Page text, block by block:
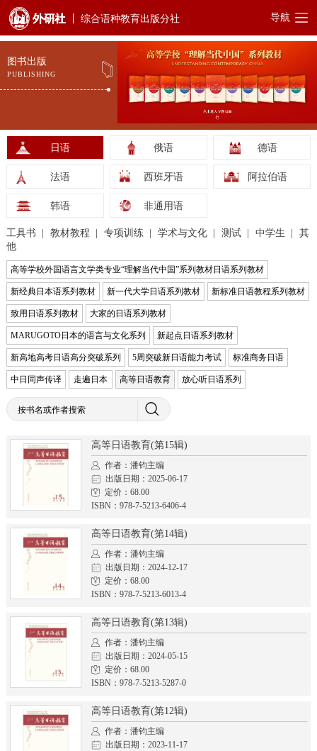
综合语种教育出版分社 导航
图书出版
PUBLISHING
日语 俄语 德语
法语 西班牙语 阿拉伯语
韩语 非通用语
工具书 教材教程 专项训练 学术与文化 测试 中学生
其
他
高等学校外国语言文学类专业“理解当代中国”系列教材日语系列教材
新经典日本语系列教材 新一代大学日语系列教材 新标准日语教程系列教材
致用日语系列教材 大家的日语系列教材
MARUGOTO日本的语言与文化系列 新起点日语系列教材
新高地高考日语高分突破系列 5周突破新日语能力考试 标准商务日语
中日同声传译 走遍日本 高等日语教育 放心听日语系列
高等日语教育(第15辑)
作者：潘钧主编
出版日期：2025-06-17
定价：68.00
ISBN：978-7-5213-6406-4
高等日语教育(第14辑)
作者：潘钧主编
出版日期：2024-12-17
定价：68.00
ISBN：978-7-5213-6013-4
高等日语教育(第13辑)
作者：潘钧主编
出版日期：2024-05-15
定价：68.00
ISBN：978-7-5213-5287-0
高等日语教育(第12辑)
作者：潘钧主编
出版日期：2023-11-17